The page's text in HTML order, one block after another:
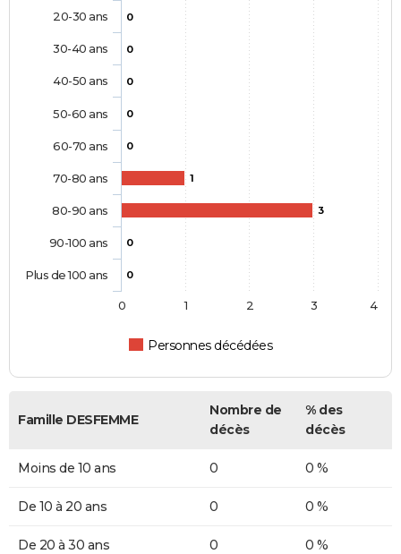
0
0
0
0
0
1
3
0
0
Personnes décédées
20-30 ans
30-40 ans
40-50 ans
50-60 ans
60-70 ans
70-80 ans
80-90 ans
90-100 ans
Plus de 100 ans
0 1 2 3 4
Famille DESFEMME
Nombre de
décès
% des
décès
Moins de 10 ans 0 0 %
De 10 à 20 ans 0 0 %
De 20 à 30 ans 0 0 %